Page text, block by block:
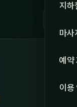
서울
강원·
지하
마사
관리
스
예약
이용